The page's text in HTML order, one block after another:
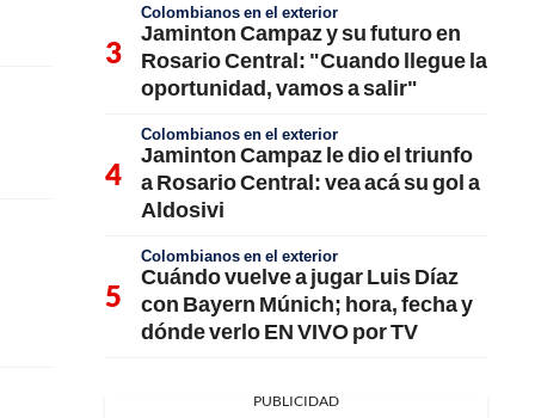
Colombianos en el exterior
Jaminton Campaz y su futuro en
Rosario Central: "Cuando llegue la
oportunidad, vamos a salir"
Colombianos en el exterior
Jaminton Campaz le dio el triunfo
a Rosario Central: vea acá su gol a
Aldosivi
Colombianos en el exterior
Cuándo vuelve a jugar Luis Díaz
con Bayern Múnich; hora, fecha y
dónde verlo EN VIVO por TV
PUBLICIDAD